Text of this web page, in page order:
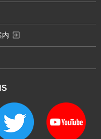
内 exit_to_app